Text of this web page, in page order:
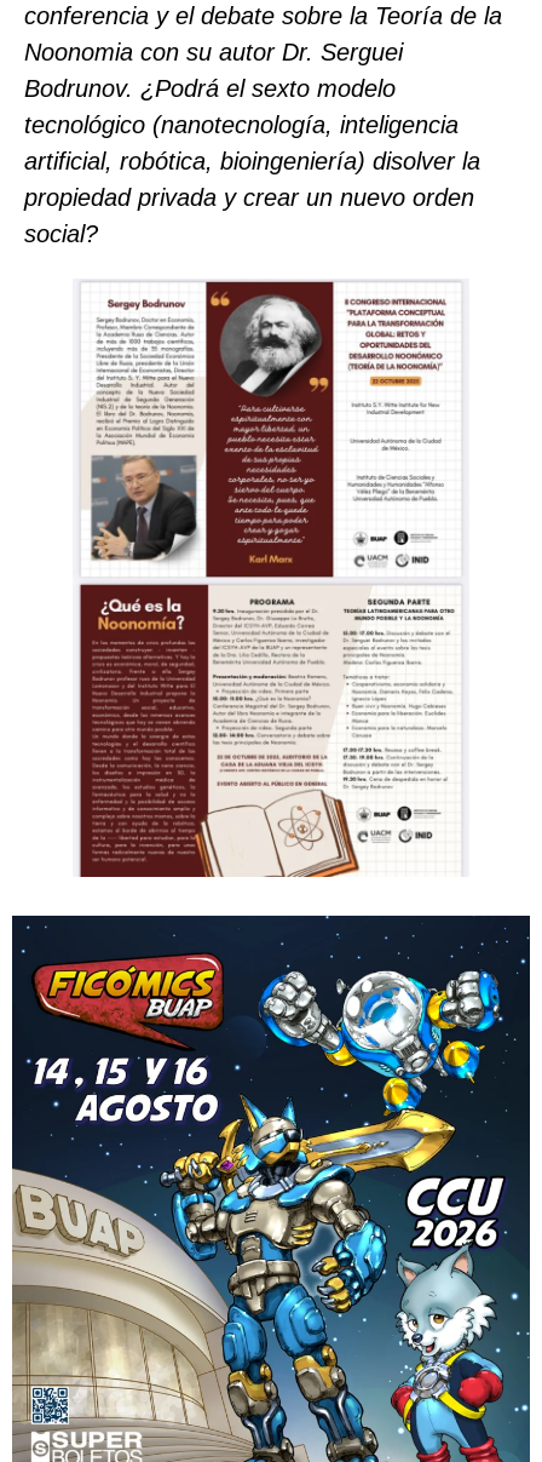
conferencia y el debate sobre la Teoría de la
Noonomia con su autor Dr. Serguei
Bodrunov. ¿Podrá el sexto modelo
tecnológico (nanotecnología, inteligencia
artificial, robótica, bioingeniería) disolver la
propiedad privada y crear un nuevo orden
social?